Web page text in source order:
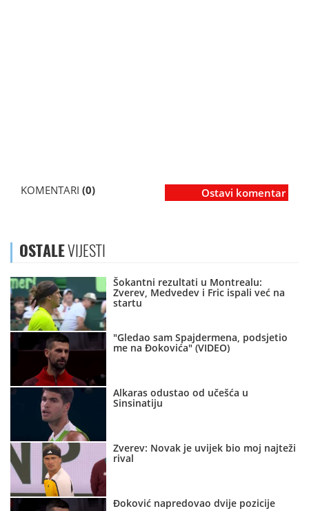
KOMENTARI (0) Ostavi komentar
OSTALEVIJESTI
Šokantni rezultati u Montrealu:
Zverev, Medvedev i Fric ispali već na
startu
"Gledao sam Spajdermena, podsjetio
me na Đokovića" (VIDEO)
Alkaras odustao od učešća u
Sinsinatiju
Zverev: Novak je uvijek bio moj najteži
rival
Đoković napredovao dvije pozicije